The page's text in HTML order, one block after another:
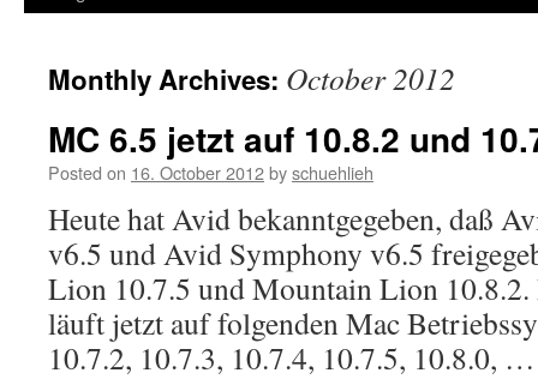
Monthly Archives: October 2012
MC 6.5 jetzt auf 10.8.2 und
Posted on 16. October 2012byschuehlieh
Heute hat Avid bekanntgegeben, daß
v6.5 und Avid Symphony v6.5
Lion 10.7.5 und Mountain Lion 10.8.2.
läuft jetzt auf folgenden Mac
10.7.2, 10.7.3, 10.7.4, 10.7.5, 10.8.0,